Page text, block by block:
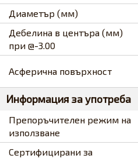
Диаметър (мм)
Дебелина в центъра (мм)
при @-3.00
Асферична повърхност
Информация за употреба
Препоръчителен режим на
използване
Сертифицирани за